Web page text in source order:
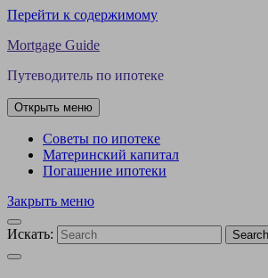
Перейти к содержимому
Mortgage Guide
Путеводитель по ипотеке
Открыть меню
Советы по ипотеке
Материнский капитал
Погашение ипотеки
Закрыть меню
Искать: Search